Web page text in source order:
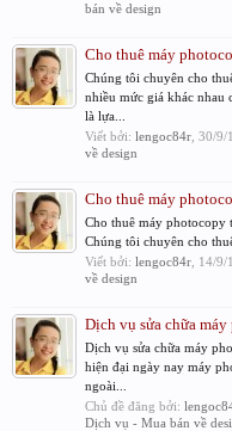
bán về design
Cho thuê máy
Chúng tôi chuyên cho
nhiều mức giá khác nhau
là lựa...
Viết bởi: lengoc84r 30/9/
về design
Cho thuê máy
Cho thuê máy
Chúng tôi chuyên cho
Viết bởi: lengoc84r 14/9/
về design
Dịch vụ sửa chữa
Dịch vụ sửa chữa máy
hiện đại ngày nay máy
ngoài...
Chủ đề đăng bởi:
Dịch vụ - Mua bán về